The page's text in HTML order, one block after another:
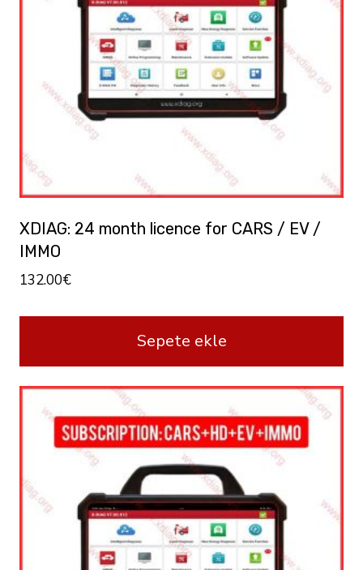
XDIAG: 24 month licence for CARS / EV /
IMMO
132.00€
Sepete ekle